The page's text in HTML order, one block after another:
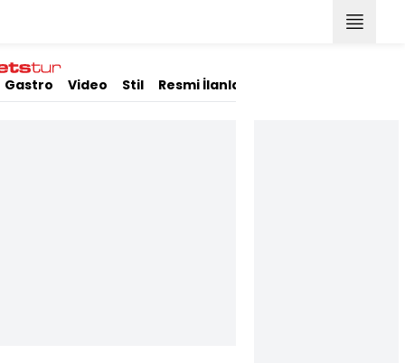
Gastro Video Stil Resmi İlanlar